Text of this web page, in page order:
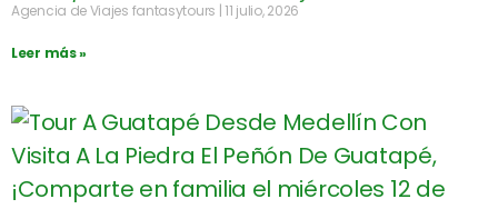
Agencia de Viajes fantasytours 11 julio, 2026
Leer más »